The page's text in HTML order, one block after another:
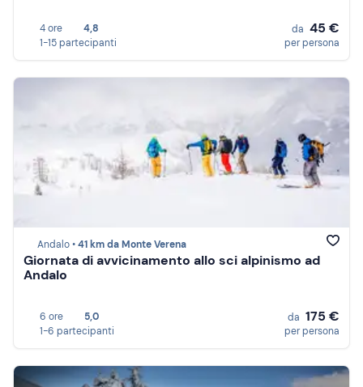
4 ore
4,8
1-15 partecipanti
da 45 €
per persona
Andalo •41 km da Monte Verena
Giornata di avvicinamento allo sci alpinismo ad
Andalo
6 ore
5,0
1-6 partecipanti
da 175 €
per persona